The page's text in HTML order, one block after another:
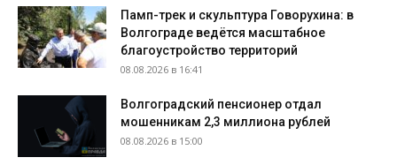
Памп-трек и скульптура Говорухина: в
Волгограде ведётся масштабное
благоустройство территорий
08.08.2026 в 16:41
Волгоградский пенсионер отдал
мошенникам 2,3 миллиона рублей
08.08.2026 в 15:00